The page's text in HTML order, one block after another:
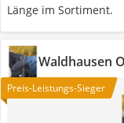
Länge im Sortiment.
Waldhausen
Preis-Leistungs-Sieger